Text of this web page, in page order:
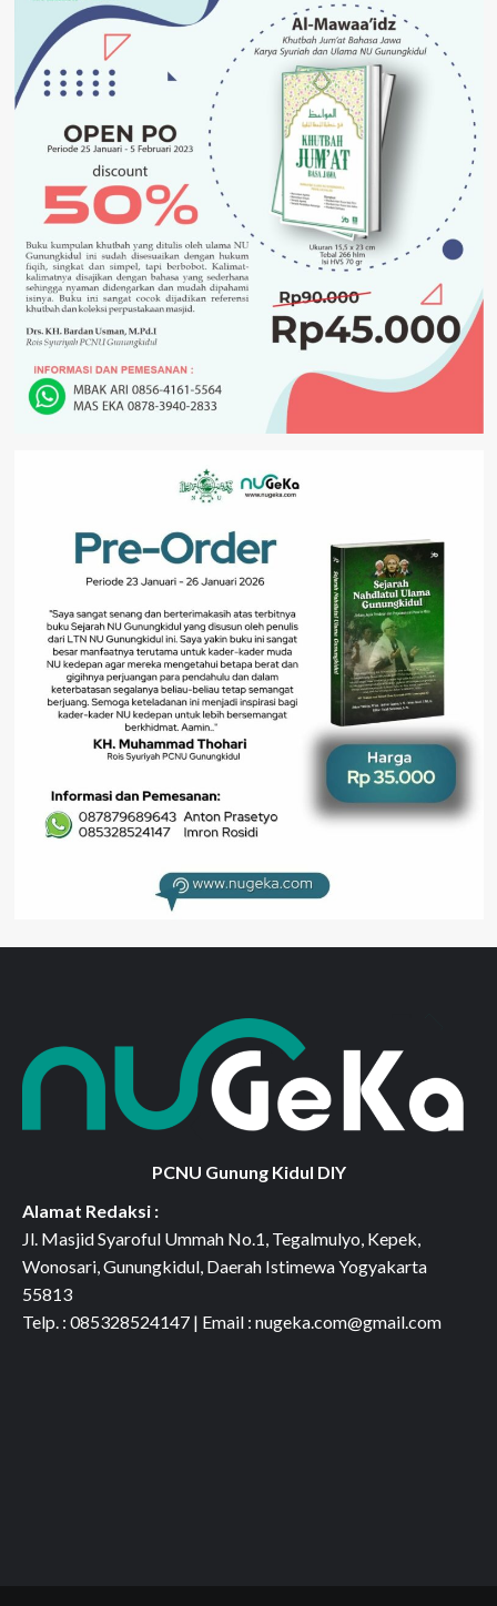
PCNU Gunung Kidul DIY
Alamat Redaksi :
Jl. Masjid Syaroful Ummah No.1, Tegalmulyo, Kepek,
Wonosari, Gunungkidul, Daerah Istimewa Yogyakarta
55813
Telp. : 085328524147 | Email : nugeka.com@gmail.com